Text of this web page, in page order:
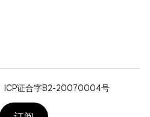
ICP证合字B2-20070004号